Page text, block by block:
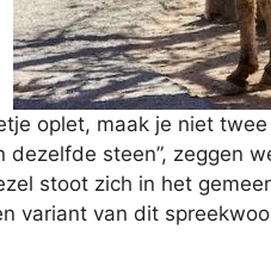
oplet, maak je niet
dezelfde steen”, zeggen
stoot zich in het
variant van dit